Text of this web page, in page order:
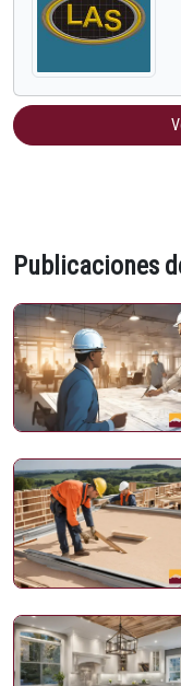
Publicaciones